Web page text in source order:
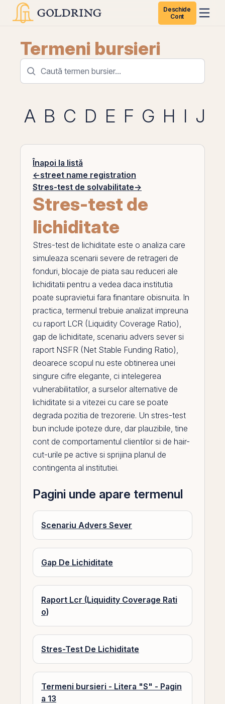
Deschide
Cont
Termeni bursieri
A B C D E F G H I J
Înapoi la listă
←street name registration
Stres-test de solvabilitate→
Stres-test de
lichiditate
Stres-test de lichiditate este o analiza care
simuleaza scenarii severe de retrageri de
fonduri, blocaje de piata sau reduceri ale
lichiditatii pentru a vedea daca institutia
poate supravietui fara finantare obisnuita. In
practica, termenul trebuie analizat impreuna
cu raport LCR (Liquidity Coverage Ratio),
gap de lichiditate, scenariu advers sever si
raport NSFR (Net Stable Funding Ratio),
deoarece scopul nu este obtinerea unei
singure cifre elegante, ci intelegerea
vulnerabilitatilor, a surselor alternative de
lichiditate si a vitezei cu care se poate
degrada pozitia de trezorerie. Un stres-test
bun include ipoteze dure, dar plauzibile, tine
cont de comportamentul clientilor si de hair-
cut-urile pe active si sprijina planul de
contingenta al institutiei.
Pagini unde apare termenul
Scenariu Advers Sever
Gap De Lichiditate
Raport Lcr (Liquidity Coverage Rati
o)
Stres-Test De Lichiditate
Termeni bursieri - Litera "S" - Pagin
a 13